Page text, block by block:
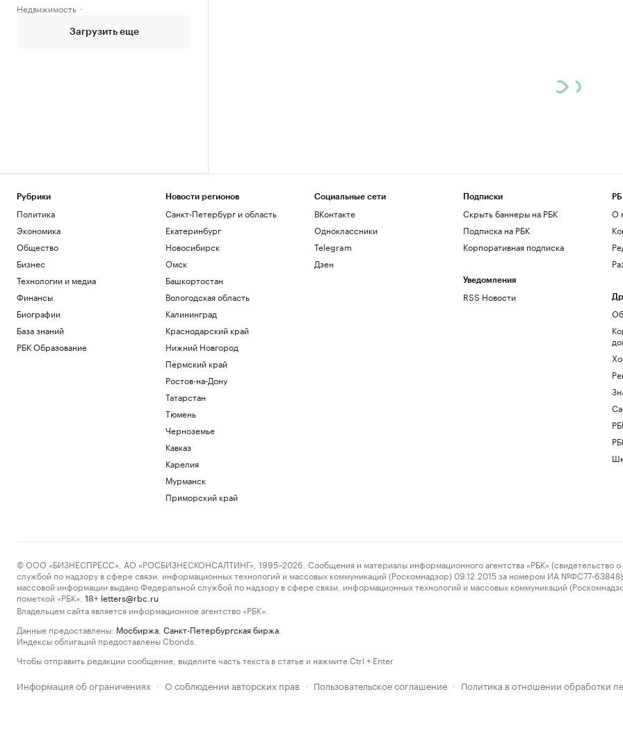
Недвижимость
Загрузить еще
Рубрики
Политика
Экономика
Общество
Бизнес
Технологии и медиа
Финансы
Биографии
База знаний
РБК Образование
Новости регионов
Санкт-Петербург и область
Екатеринбург
Новосибирск
Омск
Башкортостан
Вологодская область
Калининград
Краснодарский край
Нижний Новгород
Пермский край
Ростов-на-Дону
Татарстан
Тюмень
Черноземье
Кавказ
Карелия
Мурманск
Приморский край
Социальные сети
ВКонтакте
Одноклассники
Telegram
Дзен
Подписки
Скрыть баннеры на РБК
Подписка на РБК
Корпоративная подписка
Уведомления
RSS Новости
О
© ООО «БИЗНЕСПРЕСС», АО «РОСБИЗНЕСКОНСАЛТИНГ», 1995–2026. Сообщения и материалы информационного агентства «РБК» (свидетельство о
службой по надзору в сфере связи, информационных технологий и массовых коммуникаций (Роскомнадзор) 09.12.2015 за номером ИА №ФС77-63848)
массовой информации выдано Федеральной службой по надзору в сфере связи, информационных технологий и массовых коммуникаций
пометкой «РБК».
18+ letters@rbc.ru
Владельцем сайта является информационное агентство «РБК».
Данные предоставлены: Мосбиржа Санкт-Петербургская биржа
Индексы облигаций предоставлены Cbonds.
Чтобы отправить редакции сообщение, выделите часть текста в статье и нажмите Ctrl + Enter
Информация об ограничениях · О соблюдении авторских прав · Пользовательское соглашение · Политика в отношении обработки